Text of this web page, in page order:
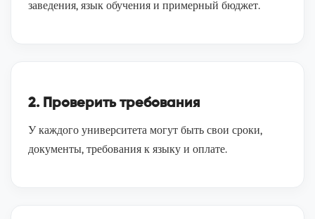
заведения, язык обучения и примерный бюджет.
2. Проверить требования
У каждого университета могут быть свои сроки,
документы, требования к языку и оплате.